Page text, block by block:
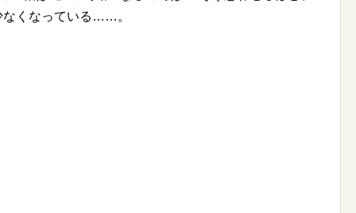
なくなっている……。